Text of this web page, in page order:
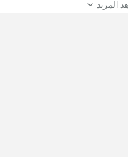
المزيد